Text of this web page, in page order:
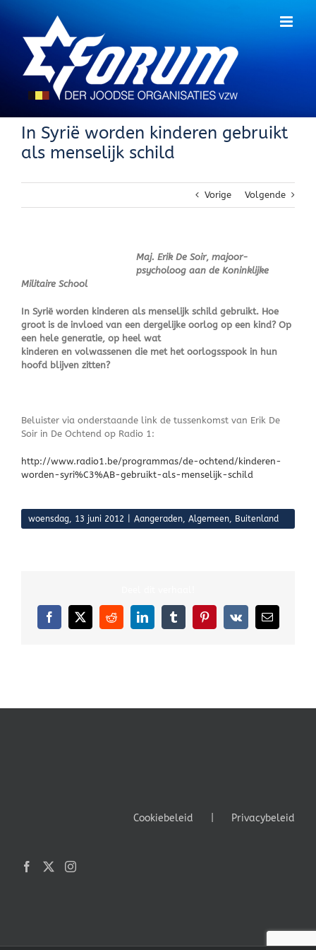
In Syrië worden kinderen gebruikt
als menselijk schild
Vorige Volgende
Maj. Erik De Soir, majoor-
psycholoog aan de Koninklijke
Militaire School
In Syrië worden kinderen als menselijk schild gebruikt. Hoe
groot is de invloed van een dergelijke oorlog op een kind? Op
een hele generatie, op heel wat
kinderen en volwassenen die met het oorlogsspook in hun
hoofd blijven zitten?
Beluister via onderstaande link de tussenkomst van Erik De
Soir in De Ochtend op Radio 1:
http://www.radio1.be/programmas/de-ochtend/kinderen-
worden-syri%C3%AB-gebruikt-als-menselijk-schild
woensdag, 13 juni 2012 Aangeraden, Algemeen, Buitenland
Facebook
X RedditLinkedInTumblrPinterest
Vk
E-
mail
Cookiebeleid Privacybeleid